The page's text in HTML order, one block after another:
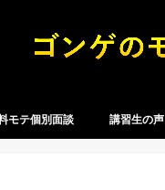
モテ個別面談 講習生の声